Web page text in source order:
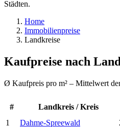
Städten.
Home
Immobilienpreise
Landkreise
Kaufpreise nach
Ø Kaufpreis pro m² – Mittelwert
# Landkreis / Kreis
1
Dahme-Spreewald